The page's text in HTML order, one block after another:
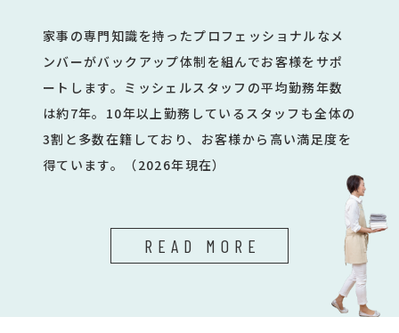
家事の専門知識を持ったプロフェッショナルなメ
ンバーがバックアップ体制を組んでお客様をサポ
ートします。ミッシェルスタッフの平均勤務年数
は約7年。10年以上勤務しているスタッフも全体の
3割と多数在籍しており、お客様から高い満足度を
得ています。（2026年現在）
READ MORE